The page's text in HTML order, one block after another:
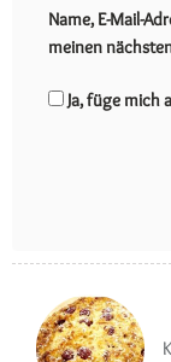
Name, E-Mail-
meinen
Ja, füge mich